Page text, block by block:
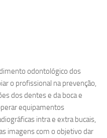
odontológico dos
o profissional na prevenção,
dos dentes e da boca e
equipamentos
intra e extra bucais,
imagens com o objetivo dar